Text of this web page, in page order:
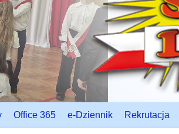
Office 365 e-Dziennik Rekrutacja